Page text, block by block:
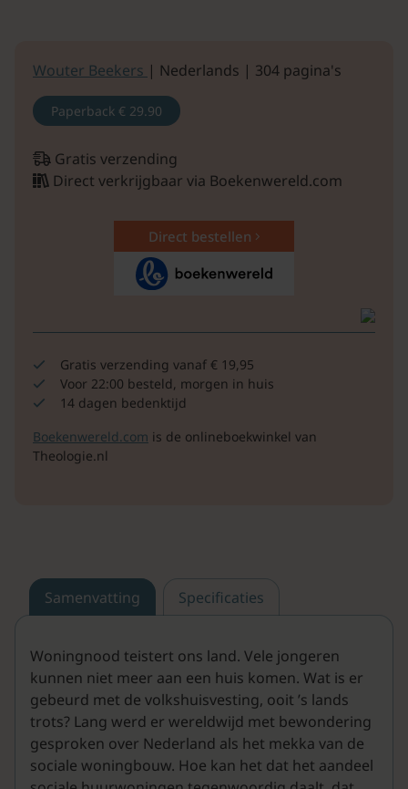
Wouter Beekers | Nederlands | 304 pagina's
Paperback € 29.90
Gratis verzending
Direct verkrijgbaar via Boekenwereld.com
Direct bestellen
Gratis verzending vanaf € 19,95
Voor 22:00 besteld, morgen in huis
14 dagen bedenktijd
Boekenwereld.com is de onlineboekwinkel van
Theologie.nl
Samenvatting Specificaties
Woningnood teistert ons land. Vele jongeren
kunnen niet meer aan een huis komen. Wat is er
gebeurd met de volkshuisvesting, ooit ’s lands
trots? Lang werd er wereldwijd met bewondering
gesproken over Nederland als het mekka van de
sociale woningbouw. Hoe kan het dat het aandeel